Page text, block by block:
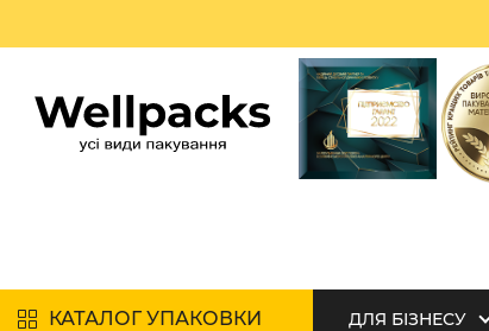
КАТАЛОГ УПАКОВКИ ДЛЯ БІЗНЕСУ